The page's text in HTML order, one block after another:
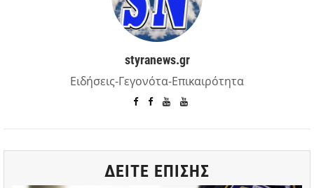
styranews.gr
Ειδήσεις-Γεγονότα-Επικαιρότητα
ΔΕΙΤΕ ΕΠΙΣΗΣ